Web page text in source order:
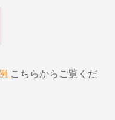
こちらからご覧くだ